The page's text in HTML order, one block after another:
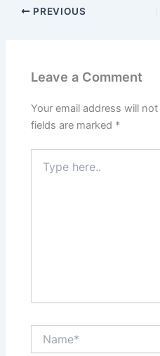
PREVIOUS
Leave a Comment
Your email address will
fields are marked *
here..